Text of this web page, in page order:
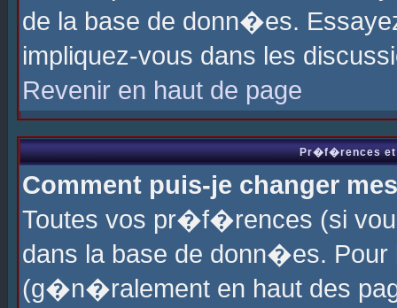
de la base de donn�es.
impliquez-vous dans les
Revenir en haut de page
Pr�f�rences et
Comment puis-je changer
Toutes vos pr�f�rences (si
dans la base de donn�es.
(g�n�ralement en haut des